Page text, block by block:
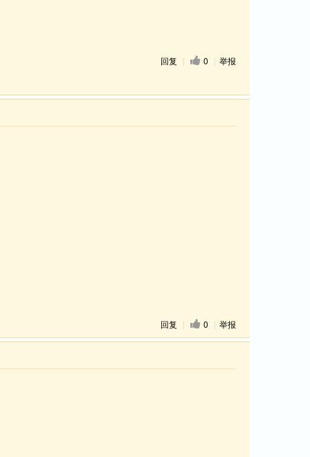
回复 | 0 | 举报
回复 | 0 | 举报